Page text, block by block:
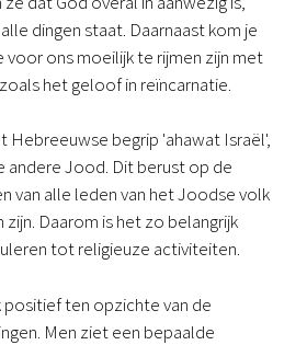
dingen staat. Daarnaast kom je
ons moeilijk te rijmen zijn met
het geloof in reïncarnatie.
Hebreeuwse begrip 'ahawat Israël',
andere Jood. Dit berust op de
van alle leden van het Joodse volk
Daarom is het zo belangrijk
tot religieuze activiteiten.
positief ten opzichte van de
Men ziet een bepaalde